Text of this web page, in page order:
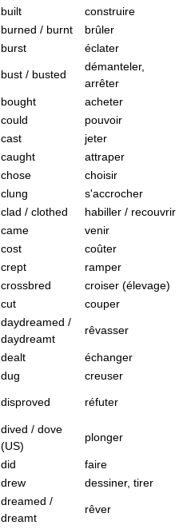
built
construire
burned / burnt
brûler
burst éclater
bust / busted
démanteler,
arrêter
bought
acheter
could
pouvoir
cast
jeter
caught
attraper
chose
choisir
clung
s'accrocher
clad / clothed
habiller / recouvrir
came
venir
cost
coûter
crept
ramper
crossbred
croiser (élevage)
cut couper
daydreamed /
daydreamt
rêvasser
dealt
échanger
dug creuser
disproved réfuter
dived / dove
(US)
plonger
did
faire
drew dessiner, tirer
dreamed /
dreamt
rêver